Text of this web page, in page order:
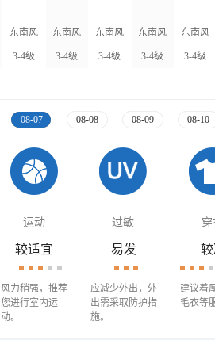
东南风
3-4级
东南风
3-4级
东南风
3-4级
东南风
3-4级
东南风
3-4级
08-07 08-08 08-09 08-10
运动 过敏 穿
较适宜
风力稍强，推荐
您进行室内运
动。
易发
应减少外出，外
出需采取防护措
施。
建议着
毛衣等